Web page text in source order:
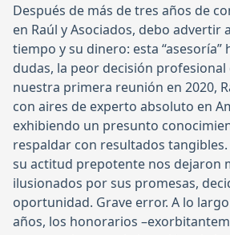
Después de más de tres años de
en Raúl y Asociados, debo advertir
tiempo y su dinero: esta “asesoría”
dudas, la peor decisión profesional
nuestra primera reunión en 2020,
con aires de experto absoluto en
exhibiendo un presunto
respaldar con resultados
su actitud prepotente nos dejaron
ilusionados por sus promesas,
oportunidad. Grave error. A lo
años, los honorarios